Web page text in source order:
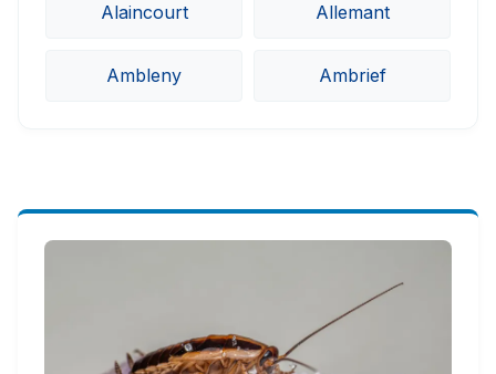
Alaincourt Allemant
Ambleny Ambrief